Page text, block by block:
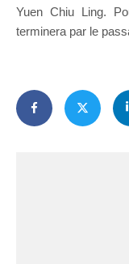
Yuen Chiu Ling.
terminera par le